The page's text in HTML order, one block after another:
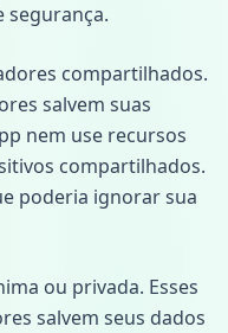
segurança.
compartilhados.
salvem suas
nem use recursos
compartilhados.
poderia ignorar sua
ou privada. Esses
salvem seus dados